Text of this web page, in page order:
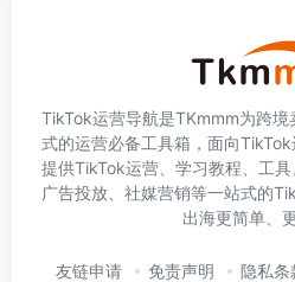
TikTok运营导航是TKmmm为跨
式的运营必备工具箱，面向TikTok
提供TikTok运营、学习教程、工具
广告投放、社媒营销等一站式的
出海更简单、
友链申请 免责声明 隐私条